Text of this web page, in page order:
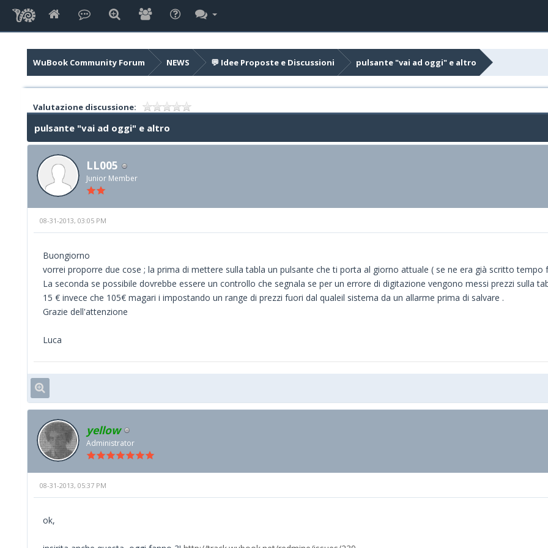
WuBook Community Forum NEWS 💬 Idee Proposte e Discussioni pulsante "vai ad oggi" e altro
Valutazione discussione:
pulsante "vai ad oggi" e altro
LL005
Junior Member
08-31-2013, 03:05 PM
Buongiorno
vorrei proporre due cose ; la prima di mettere sulla tabla un pulsante che ti porta al giorno attuale ( se ne era già scritto tempo
La seconda se possibile dovrebbe essere un controllo che segnala se per un errore di digitazione vengono messi prezzi sulla
15 € invece che 105€ magari i impostando un range di prezzi fuori dal qualeil sistema da un allarme prima di salvare .
Grazie dell'attenzione
Luca
yellow
Administrator
08-31-2013, 05:37 PM
ok,